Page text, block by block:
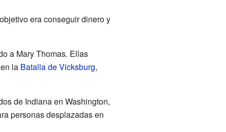
era conseguir dinero y
a Mary Thomas. Ellas
la Batalla de Vicksburg,
de Indiana en Washington,
personas desplazadas en